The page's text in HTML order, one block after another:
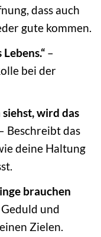
dass auch
gute kommen.
–
bei der
siehst, wird das
Beschreibt das
deine Haltung
brauchen
und
Zielen.